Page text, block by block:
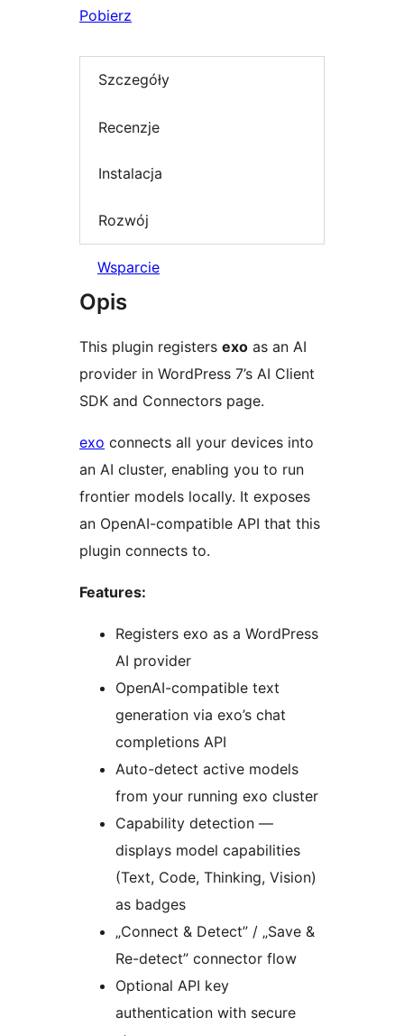
Pobierz
Szczegóły
Recenzje
Instalacja
Rozwój
Wsparcie
Opis
This plugin registers exo as an AI
provider in WordPress 7’s AI Client
SDK and Connectors page.
exo connects all your devices into
an AI cluster, enabling you to run
frontier models locally. It exposes
an OpenAI-compatible API that this
plugin connects to.
Features:
Registers exo as a WordPress
AI provider
OpenAI-compatible text
generation via exo’s chat
completions API
Auto-detect active models
from your running exo cluster
Capability detection —
displays model capabilities
(Text, Code, Thinking, Vision)
as badges
„Connect & Detect” / „Save &
Re-detect” connector flow
Optional API key
authentication with secure